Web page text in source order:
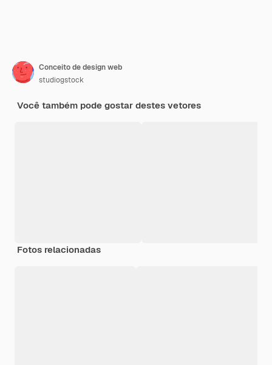
Conceito de design web
studiogstock
Você também pode gostar destes vetores
Fotos relacionadas